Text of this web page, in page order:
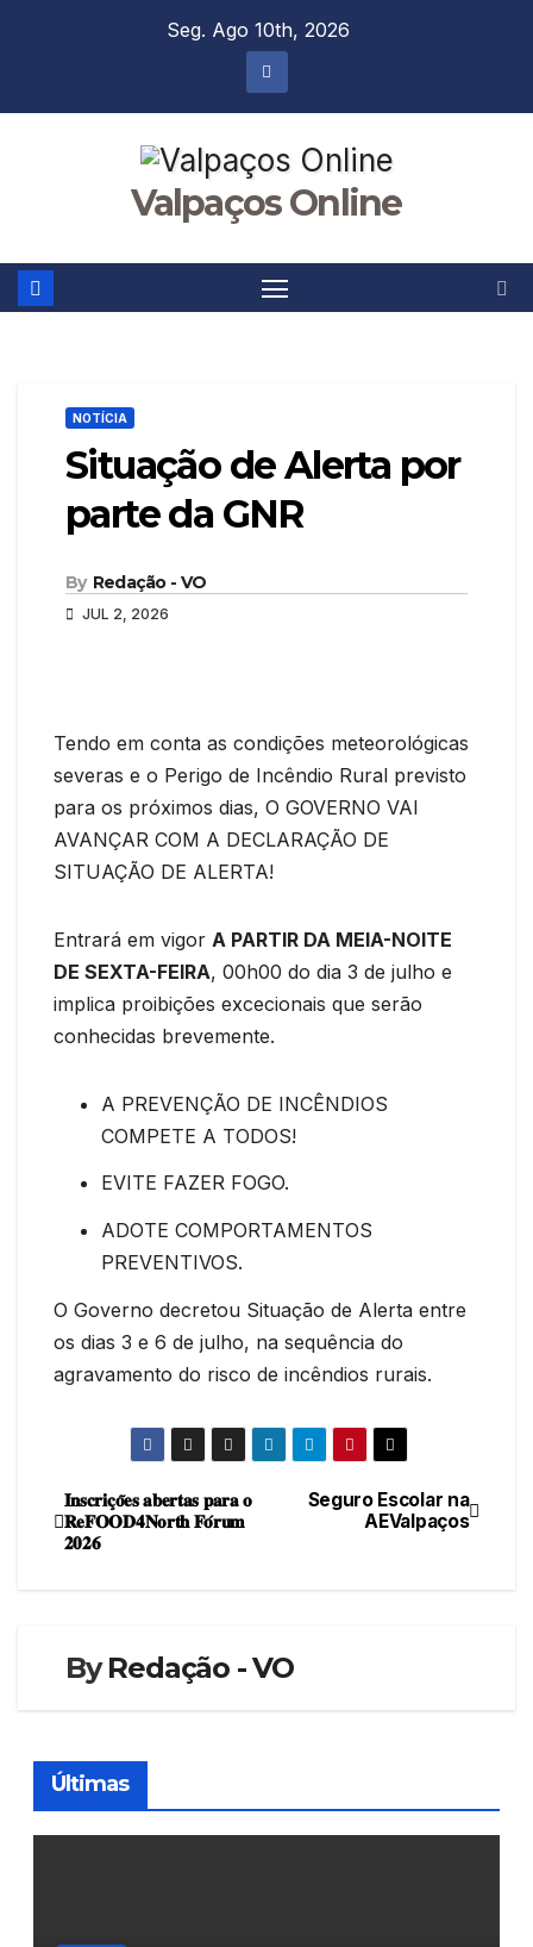
Seg. Ago 10th, 2026
Valpaços Online
NOTÍCIA
Situação de Alerta por
parte da GNR
By Redação - VO
JUL 2, 2026
Tendo em conta as condições meteorológicas
severas e o Perigo de Incêndio Rural previsto
para os próximos dias, O GOVERNO VAI
AVANÇAR COM A DECLARAÇÃO DE
SITUAÇÃO DE ALERTA!
Entrará em vigor A PARTIR DA MEIA-NOITE
DE SEXTA-FEIRA, 00h00 do dia 3 de julho e
implica proibições excecionais que serão
conhecidas brevemente.
A PREVENÇÃO DE INCÊNDIOS
COMPETE A TODOS!
EVITE FAZER FOGO.
ADOTE COMPORTAMENTOS
PREVENTIVOS.
O Governo decretou Situação de Alerta entre
os dias 3 e 6 de julho, na sequência do
agravamento do risco de incêndios rurais.
Navegação
de
Seguro Escolar na
AEValpaços
𝐈𝐧𝐬𝐜𝐫𝐢𝐜̧𝐨̃𝐞𝐬 𝐚𝐛𝐞𝐫𝐭𝐚𝐬 𝐩𝐚𝐫𝐚 𝐨
𝐑𝐞𝐅𝐎𝐎𝐃𝟒𝐍𝐨𝐫𝐭𝐡 𝐅𝐨́𝐫𝐮𝐦
𝟐𝟎𝟐𝟔
ByRedação - VO
Últimas